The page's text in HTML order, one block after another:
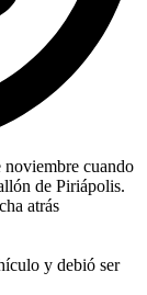
noviembre cuando
de Piriápolis.
atrás
y debió ser